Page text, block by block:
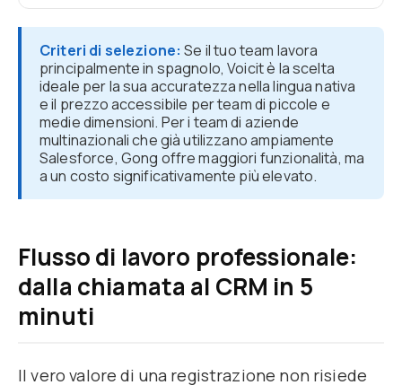
Criteri di selezione: Se il tuo team lavora
principalmente in spagnolo, Voicit è la scelta
ideale per la sua accuratezza nella lingua nativa
e il prezzo accessibile per team di piccole e
medie dimensioni. Per i team di aziende
multinazionali che già utilizzano ampiamente
Salesforce, Gong offre maggiori funzionalità, ma
a un costo significativamente più elevato.
Flusso di lavoro professionale:
dalla chiamata al CRM in 5
minuti
Il vero valore di una registrazione non risiede